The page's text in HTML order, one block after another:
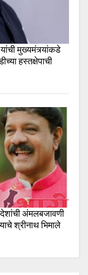
मुख्यमंत्र्यांकडे
हस्तक्षेपाची
अंमलबजावणी
श्रीनाथ भिमाले